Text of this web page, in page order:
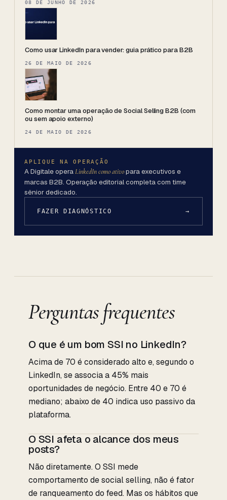
08 DE JUNHO DE 2026
Como usar LinkedIn para vender: guia prático para B2B
26 DE MAIO DE 2026
Como montar uma operação de Social Selling B2B (com
ou sem apoio externo)
24 DE MAIO DE 2026
APLIQUE NA OPERAÇÃO
A Digitale operaLinkedIn como ativopara executivos e
marcas B2B. Operação editorial completa com time
sênior dedicado.
FAZER DIAGNÓSTICO →
Perguntas frequentes
O que é um bom SSI no LinkedIn?
Acima de 70 é considerado alto e, segundo o
LinkedIn, se associa a 45% mais
oportunidades de negócio. Entre 40 e 70 é
mediano; abaixo de 40 indica uso passivo da
plataforma.
O SSI afeta o alcance dos meus
posts?
Não diretamente. O SSI mede
comportamento de social selling, não é fator
de ranqueamento do feed. Mas os hábitos que